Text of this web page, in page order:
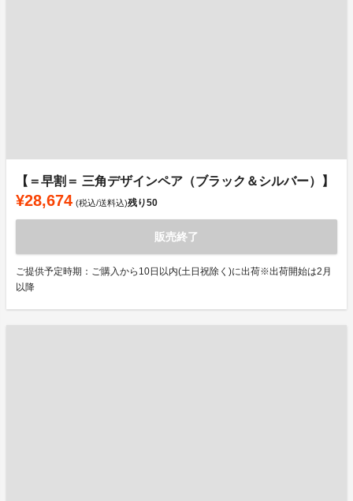
【＝早割＝ 三角デザインペア（ブラック＆シルバー）】
¥28,674 (税込/送料込)残り50
販売終了
ご提供予定時期：ご購入から10日以内(土日祝除く)に出荷※出荷開始は2月
以降